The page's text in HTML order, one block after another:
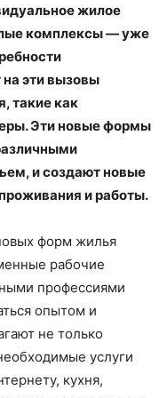
жилое
комплексы — уже
на эти вызовы
такие как
Эти новые формы
и создают новые
и работы.
форм жилья
рабочие
профессиями
опытом и
не только
услуги
кухня,